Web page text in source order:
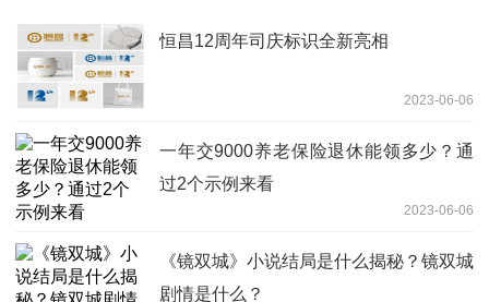
恒昌12周年司庆标识全新亮相
2023-06-06
一年交9000养老保险退休能领多少？通
过2个示例来看
2023-06-06
《镜双城》小说结局是什么揭秘？镜双城
剧情是什么？